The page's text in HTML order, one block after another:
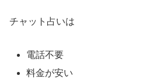
チャット占いは
電話不要
料金が安い